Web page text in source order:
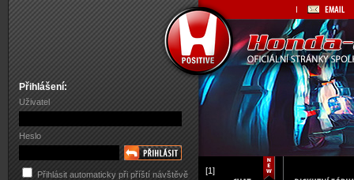
Přihlášení:
Uživatel
Heslo
Přihlásit automaticky při příští návštěvě [1]